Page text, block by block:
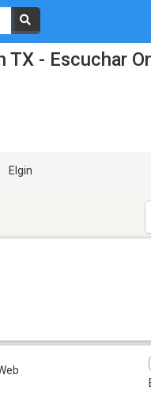
TX - Escuchar
Elgin